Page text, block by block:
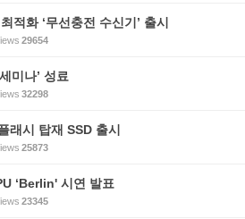
적화 ‘무선충전 수신기’ 출시
29654
미나’ 성료
32298
래시 탑재 SSD 출시
25873
‘Berlin' 시연 발표
23345